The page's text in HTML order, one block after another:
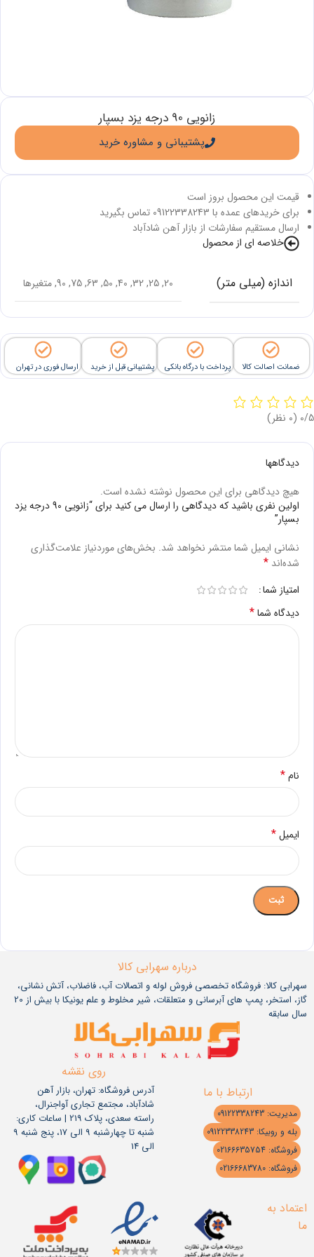
قیمت این محصول بروز است
برای خریدهای عمده با 09122338243 تماس بگیرید
ارسال مستقیم سفارشات از بازار آهن شادآباد
خلاصه ای از محصول
اندازه (میلی متر) 20
,
25
,
32
,
40
,
50
,
63
,
75
,
90
,متغیرها
زانویی 90 درجه یزد بسپار
پشتیبانی و مشاوره خرید
ضمانت اصالت کالا پرداخت با درگاه بانکی پشتیبانی قبل از خرید ارسال فوری در تهران
‫0/5 ‫(0 نظر)
دیدگاهها
هیچ دیدگاهی برای این محصول نوشته نشده است.
اولین نفری باشید که دیدگاهی را ارسال می کنید برای “زانویی 90 درجه یزد
بسپار”
نشانی ایمیل شما منتشر نخواهد شد. بخش‌های موردنیاز علامت‌گذاری
شده‌اند *
امتیاز شما
دیدگاه شما*
نام*
ایمیل*
درباره سهرابی کالا
سهرابی کالا: فروشگاه تخصصی فروش لوله و اتصالات آب، فاضلاب، آتش نشانی،
گاز، استخر، پمپ های آبرسانی و متعلقات، شیر مخلوط و علم یونیکا با بیش از 20
سال سابقه
ارتباط با ما
مدیریت: 09122338243
بله و روبیکا: 09122338243
فروشگاه: 02166635754
فروشگاه: 02166683780
روی نقشه
آدرس فروشگاه: تهران، بازار آهن
شادآباد، مجتمع تجاری آواجنرال،
راسته سعدی، پلاک 219 | ساعات کاری:
شنبه تا چهارشنبه 9 الی 17، پنج شنبه 9
الی 14
اعتماد به
ما